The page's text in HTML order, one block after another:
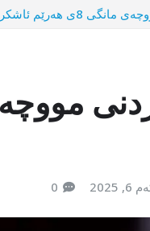
هەرێم ئاشكراكرا
0